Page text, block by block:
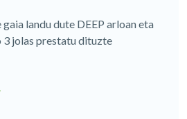
landu dute DEEP arloan eta
jolas prestatu dituzte